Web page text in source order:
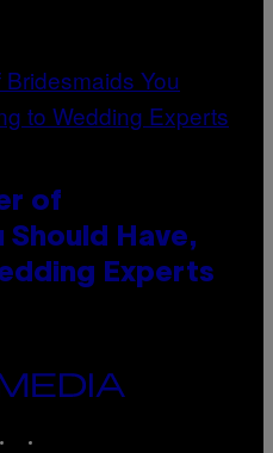
of
Should Have,
Experts